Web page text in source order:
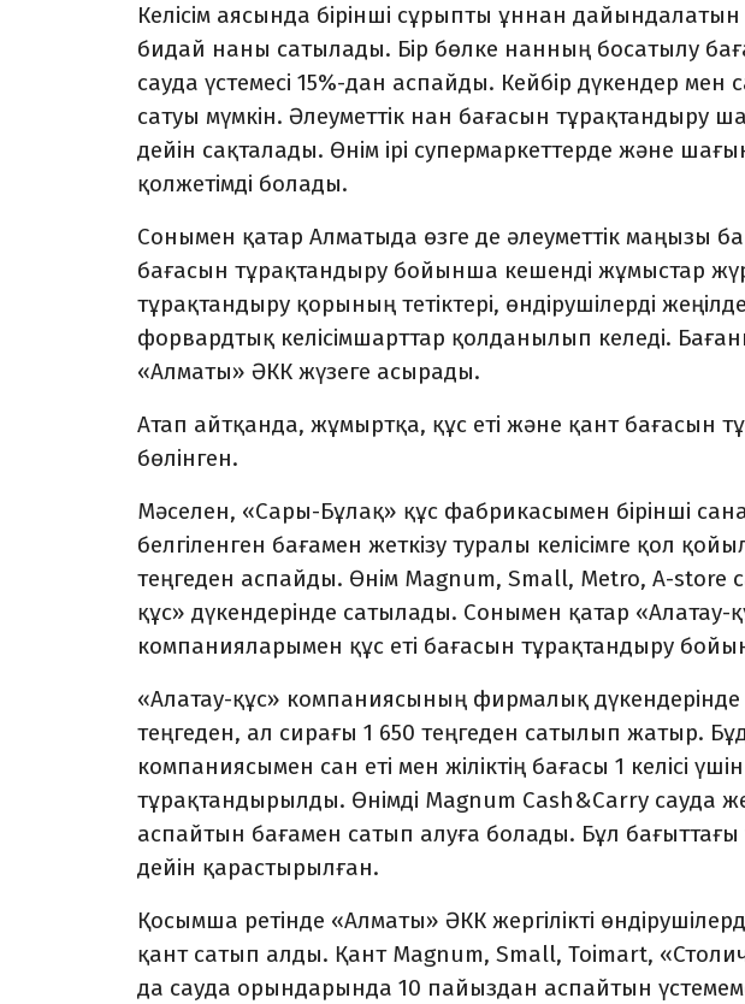
Келісім аясында бірінші сұрыпты ұннан
бидай наны сатылады. Бір бөлке нанның босатылу
сауда үстемесі 15%-дан аспайды. Кейбір дүкендер мен
сатуы мүмкін. Әлеуметтік нан бағасын
дейін сақталады. Өнім ірі супермаркеттерде және
қолжетімді болады.
Сонымен қатар Алматыда өзге де әлеуметтік маңызы
бағасын тұрақтандыру бойынша кешенді жұмыстар
тұрақтандыру қорының тетіктері, өндірушілерді
форвардтық келісімшарттар қолданылып келеді.
«Алматы» ӘКК жүзеге асырады.
Атап айтқанда, жұмыртқа, құс еті және қант бағасын
бөлінген.
Мәселен, «Сары-Бұлақ» құс фабрикасымен бірінші
белгіленген бағамен жеткізу туралы келісімге қол
теңгеден аспайды. Өнім Magnum, Small, Metro, A-store
құс» дүкендерінде сатылады. Сонымен қатар «Алатау-
компанияларымен құс еті бағасын тұрақтандыру
«Алатау-құс» компаниясының фирмалық дүкендерінде
теңгеден, ал сирағы 1 650 теңгеден сатылып жатыр.
компаниясымен сан еті мен жіліктің бағасы 1 келісі
тұрақтандырылды. Өнімді Magnum Cash&Carry сауда
аспайтын бағамен сатып алуға болады. Бұл
дейін қарастырылған.
Қосымша ретінде «Алматы» ӘКК жергілікті
қант сатып алды. Қант Magnum, Small, Toimart,
да сауда орындарында 10 пайыздан аспайтын